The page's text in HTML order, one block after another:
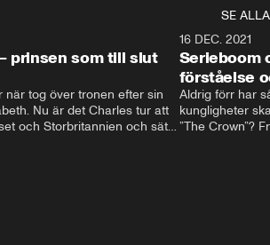
SE ALLA
prinsen som till slut
när tog över tronen efter sin
Nu är det Charles tur att
och Storbritannien och sätta
16 DEC. 2021
Serieboom
förståelse
Aldrig förr har
kungligheter
”The Crown”?